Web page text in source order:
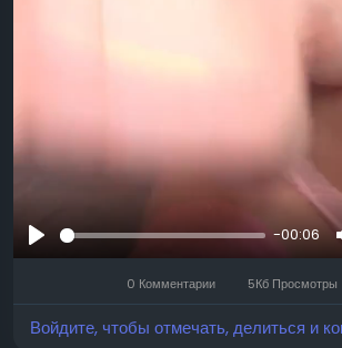
Воспроизвести
-00:06
0 Комментарии 5Кб Просмотры
Войдите, чтобы отмечать, делиться и